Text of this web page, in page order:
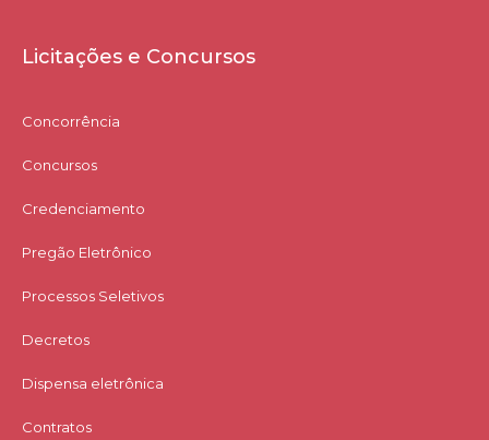
Licitações e Concursos
Concorrência
Concursos
Credenciamento
Pregão Eletrônico
Processos Seletivos
Decretos
Dispensa eletrônica
Contratos